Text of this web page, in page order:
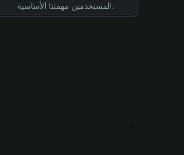
المستخدمين مهمتنا الأساسية.